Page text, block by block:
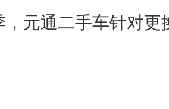
元通二手车针对更